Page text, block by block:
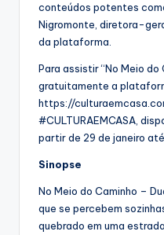
conteúdos potentes
Nigromonte, diretora-
da plataforma.
Para assistir “No Meio
gratuitamente a
https://
#CULTURAEMCASA,
partir de 29 de janeiro
Sinopse
No Meio do Caminho –
que se percebem
quebrado em uma